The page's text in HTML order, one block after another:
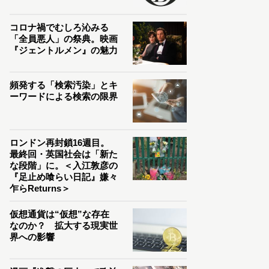
コロナ禍でむしろ沁みる
「全員悪人」の祭典。映画
『ジェントルメン』の魅力
頻発する「検索汚染」とキ
ーワードによる検索の限界
ロンドン再封鎖16週目。
最終回・英国社会は「新た
な段階」に。＜入江敦彦の
『足止め喰らい日記』嫌々
乍らReturns＞
仮想通貨は“仮想”な存在
なのか？ 拡大する現実世
界への影響